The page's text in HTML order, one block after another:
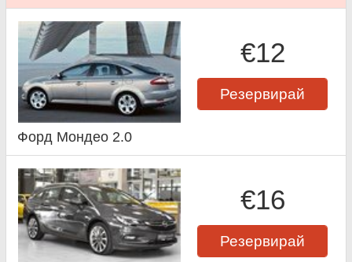
€12
Резервирай
Форд Мондео 2.0
€16
Резервирай